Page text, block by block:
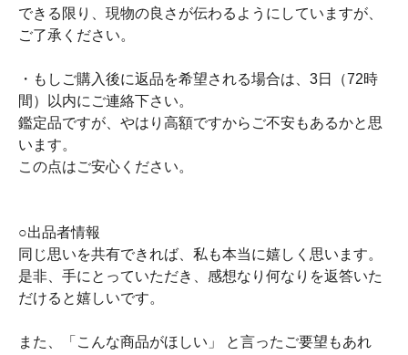
できる限り、現物の良さが伝わるようにしていますが、
ご了承ください。
・もしご購入後に返品を希望される場合は、3日（72時
間）以内にご連絡下さい。
鑑定品ですが、やはり高額ですからご不安もあるかと思
います。
この点はご安心ください。
○出品者情報
同じ思いを共有できれば、私も本当に嬉しく思います。
是非、手にとっていただき、感想なり何なりを返答いた
だけると嬉しいです。
また、「こんな商品がほしい」 と言ったご要望もあれ